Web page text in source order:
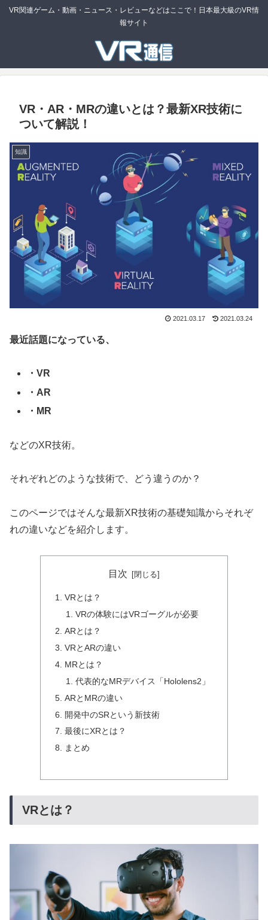
VR関連ゲーム・動画・ニュース・レビューなどはここで！日本最大級のVR情
報サイト
VR・AR・MRの違いとは？最新XR技術に
ついて解説！
知識
2021.03.17 2021.03.24
最近話題になっている、
・VR
・AR
・MR
などのXR技術。
それぞれどのような技術で、どう違うのか？
このページではそんな最新XR技術の基礎知識からそれぞ
れの違いなどを紹介します。
目次
VRとは？
VRの体験にはVRゴーグルが必要
ARとは？
VRとARの違い
MRとは？
代表的なMRデバイス「Hololens2」
ARとMRの違い
開発中のSRという新技術
最後にXRとは？
まとめ
VRとは？